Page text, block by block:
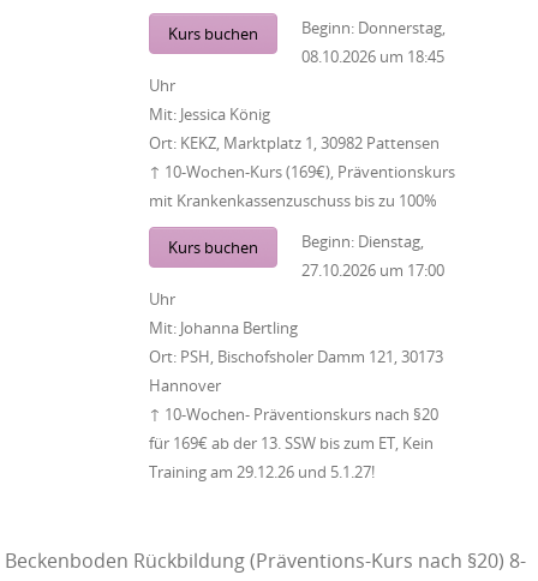
Kurs buchen Beginn: Donnerstag,
08.10.2026 um 18:45
Uhr
Mit: Jessica König
Ort: KEKZ, Marktplatz 1, 30982 Pattensen
↑ 10-Wochen-Kurs (169€), Präventionskurs
mit Krankenkassenzuschuss bis zu 100%
Kurs buchen Beginn: Dienstag,
27.10.2026 um 17:00
Uhr
Mit: Johanna Bertling
Ort: PSH, Bischofsholer Damm 121, 30173
Hannover
↑ 10-Wochen- Präventionskurs nach §20
für 169€ ab der 13. SSW bis zum ET, Kein
Training am 29.12.26 und 5.1.27!
Beckenboden Rückbildung (Präventions-Kurs nach §20) 8-